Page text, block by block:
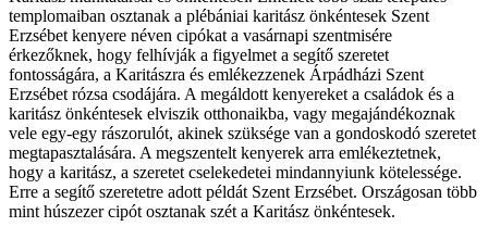
templomaiban osztanak a plébániai karitász önkéntesek Szent
Erzsébet kenyere néven cipókat a vasárnapi szentmisére
érkezőknek, hogy felhívják a figyelmet a segítő szeretet
fontosságára, a Karitászra és emlékezzenek Árpádházi Szent
Erzsébet rózsa csodájára. A megáldott kenyereket a családok és a
karitász önkéntesek elviszik otthonaikba, vagy megajándékoznak
vele egy-egy rászorulót, akinek szüksége van a gondoskodó szeretet
megtapasztalására. A megszentelt kenyerek arra emlékeztetnek,
hogy a karitász, a szeretet cselekedetei mindannyiunk kötelessége.
Erre a segítő szeretetre adott példát Szent Erzsébet. Országosan több
mint húszezer cipót osztanak szét a Karitász önkéntesek.